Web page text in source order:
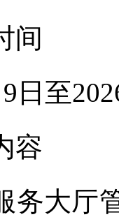
间
日至
容
务大厅